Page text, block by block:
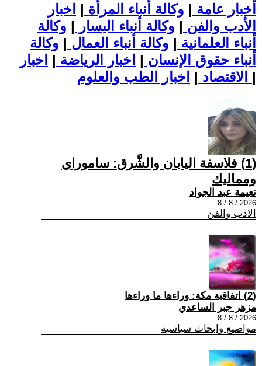
أخبار عامة | وكالة أنباء المرأة | اخبار
الأدب والفن | وكالة أنباء اليسار | وكالة
أنباء العلمانية | وكالة أنباء العمال | وكالة
أنباء حقوق الإنسان | اخبار الرياضة | اخبار
الاقتصاد | |
(1) فلاسفة اليابان والشَّرق: ساموراي
ومماليك
نعيمة عبد الجواد
2026 / 8 / 8
الادب والفن
(2) اتفاقية مكة: وراءها ما وراءها
مزهر جبر الساعدي
2026 / 8 / 8
مواضيع وابحاث سياسية